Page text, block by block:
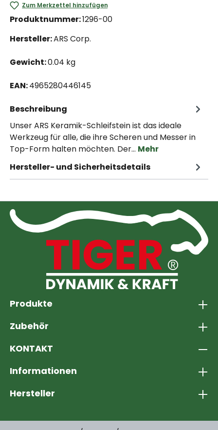
Zum Merkzettel hinzufügen
Produktnummer:1296-00
Hersteller:ARS Corp.
Gewicht:0.04 kg
EAN:4965280446145
Beschreibung
Unser ARS Keramik-Schleifstein ist das ideale
Werkzeug für alle, die ihre Scheren und Messer in
Top-Form halten möchten. Der… Mehr
Hersteller- und Sicherheitsdetails
Produkte
Zubehör
KONTAKT
Informationen
Hersteller